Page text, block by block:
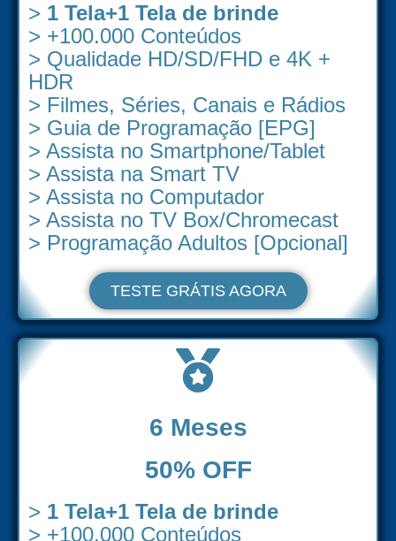
> 1 Tela+1 Tela de brinde
> +100.000 Conteúdos
> Qualidade HD/SD/FHD e 4K +
HDR
> Filmes, Séries, Canais e Rádios
> Guia de Programação [EPG]
> Assista no Smartphone/Tablet
> Assista na Smart TV
> Assista no Computador
> Assista no TV Box/Chromecast
> Programação Adultos [Opcional]
TESTE GRÁTIS AGORA
6 Meses
50% OFF
> 1 Tela+1 Tela de brinde
> +100.000 Conteúdos